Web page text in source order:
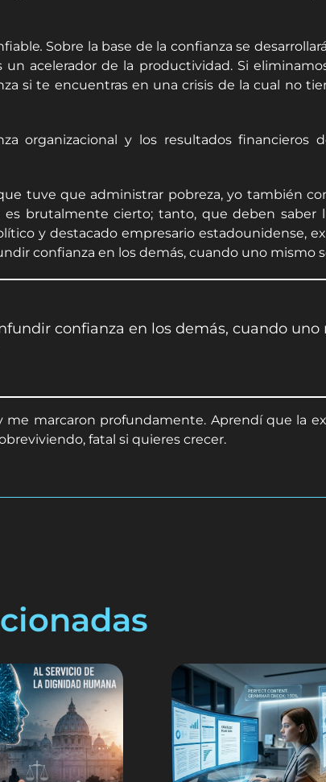
. Sobre la base de la confianza se
acelerador de la productividad. Si
si te encuentras en una crisis de la cual no
organizacional y los resultados financieros
tuve que administrar pobreza, yo también
es brutalmente cierto; tanto, que deben saber
y destacado empresario estadounidense,
confianza en los demás, cuando uno mismo
confianza en los demás, cuando uno
marcaron profundamente. Aprendí que la
fatal si quieres crecer.